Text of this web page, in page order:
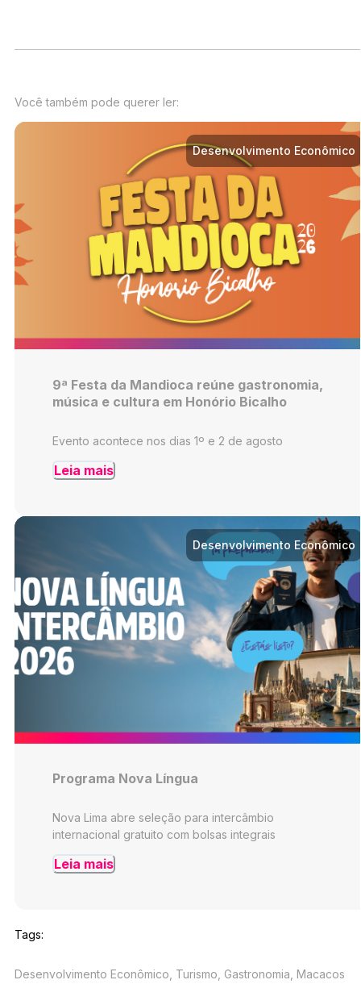
Você também pode querer ler:
Desenvolvimento Econômico
9ª Festa da Mandioca reúne gastronomia,
música e cultura em Honório Bicalho
Evento acontece nos dias 1º e 2 de agosto
Leia mais
Desenvolvimento Econômico
Programa Nova Língua
Nova Lima abre seleção para intercâmbio
internacional gratuito com bolsas integrais
Leia mais
Tags:
Desenvolvimento Econômico, Turismo, Gastronomia, Macacos